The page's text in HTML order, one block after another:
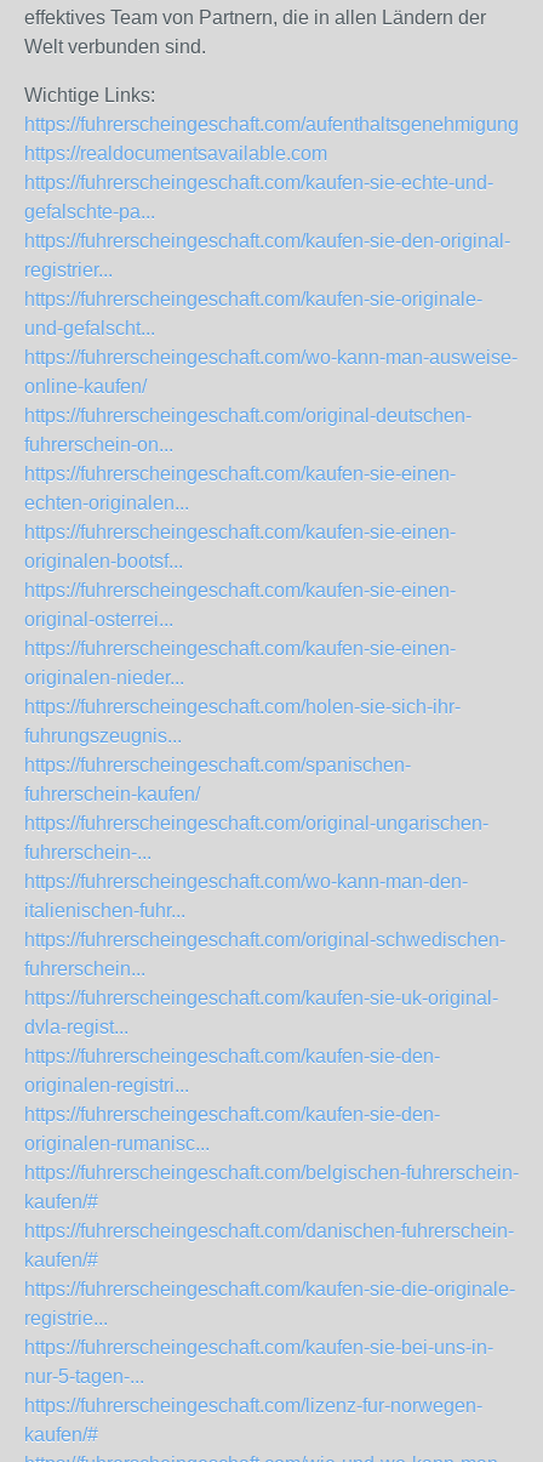
effektives Team von Partnern, die in allen Ländern der
Welt verbunden sind.
Wichtige Links:
https://fuhrerscheingeschaft.com/
https://realdocumentsavailable.com
https://fuhrerscheingeschaft.com/kaufen-sie-echte-und-
gefalschte-pa...
https://fuhrerscheingeschaft.com/kaufen-sie-den-original-
registrier...
https://fuhrerscheingeschaft.com/kaufen-sie-originale-
und-gefalscht...
https://fuhrerscheingeschaft.com/wo-kann-man-ausweise-
online-kaufen/
https://fuhrerscheingeschaft.com/original-deutschen-
fuhrerschein-on...
https://fuhrerscheingeschaft.com/kaufen-sie-einen-
echten-originalen...
https://fuhrerscheingeschaft.com/kaufen-sie-einen-
originalen-bootsf...
https://fuhrerscheingeschaft.com/kaufen-sie-einen-
original-osterrei...
https://fuhrerscheingeschaft.com/kaufen-sie-einen-
originalen-nieder...
https://fuhrerscheingeschaft.com/holen-sie-sich-ihr-
fuhrungszeugnis...
https://fuhrerscheingeschaft.com/spanischen-
fuhrerschein-kaufen/
https://fuhrerscheingeschaft.com/original-ungarischen-
fuhrerschein-...
https://fuhrerscheingeschaft.com/wo-kann-man-den-
italienischen-fuhr...
https://fuhrerscheingeschaft.com/original-schwedischen-
fuhrerschein...
https://fuhrerscheingeschaft.com/kaufen-sie-uk-original-
dvla-regist...
https://fuhrerscheingeschaft.com/kaufen-sie-den-
originalen-registri...
https://fuhrerscheingeschaft.com/kaufen-sie-den-
originalen-rumanisc...
https://fuhrerscheingeschaft.com/belgischen-fuhrerschein-
kaufen/#
https://fuhrerscheingeschaft.com/danischen-fuhrerschein-
kaufen/#
https://fuhrerscheingeschaft.com/kaufen-sie-die-originale-
registrie...
https://fuhrerscheingeschaft.com/kaufen-sie-bei-uns-in-
nur-5-tagen-...
https://fuhrerscheingeschaft.com/lizenz-fur-norwegen-
kaufen/#